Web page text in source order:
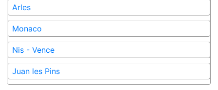
Arles
Monaco
Nis - Vence
Juan les Pins